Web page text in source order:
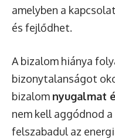
amelyben a
és fejlődhet.
A bizalom hiánya
bizonytalanságot
bizalom nyugalmat
nem kell aggódnod
felszabadul az